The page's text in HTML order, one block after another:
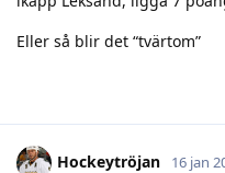
Eller så blir det “tvärtom”
Hockeytröjan 16 jan